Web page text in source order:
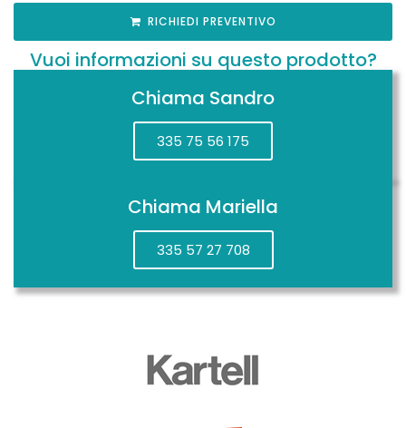
RICHIEDI PREVENTIVO
Vuoi informazioni su questo prodotto?
Chiama Sandro
335 75 56 175
Chiama Mariella
335 57 27 708